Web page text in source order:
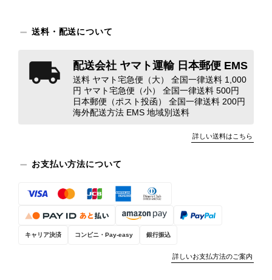
きはたまたまだと思っていましたが、今回も掲載内容だけでは判
で購入することはないですが、同じような思いをする購入者が出
ないよう、商品の状態をより正確に記載し、見えない部分も含め
て写真や説明で分かるよう改善していただきたいです。
商品で、衛生面へのご不安を含め、残
りお詫び申し上げます。お受け取りに
なった際のお気持ちを思うと、大変心
苦しく感じております。 今回の商品
につきましては、当店よりご連絡のう
対応してまいります。 バッグは、外
装と内装をそれぞれ確認し、個別にラ
ンクを表示しております。これは、外
送料・配送について
配送会社 ヤマト運輸 日本郵便 EMS
送料 ヤマト宅急便（大） 全国一律送料 1,000
円 ヤマト宅急便（小） 全国一律送料 500円
日本郵便（ポスト投函） 全国一律送料 200円
海外配送方法 EMS 地域別送料
詳しい送料はこちら
お支払い方法について
キャリア決済 コンビニ・Pay-easy 銀行振込
詳しいお支払方法のご案内